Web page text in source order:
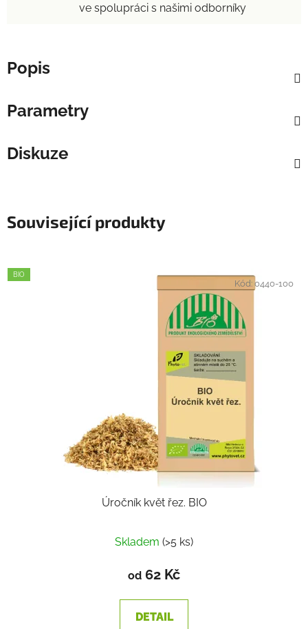
ve spolupráci s našimi odborníky
Popis
Parametry
Diskuze
Související produkty
BIO
Úročník květ řez. BIO
Skladem (>5 ks)
od 62 Kč
DETAIL
Kód:0440-100